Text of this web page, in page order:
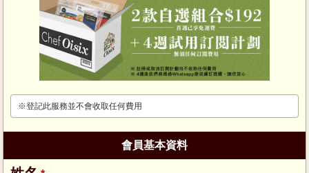
※登記此服務並不會收取任何費用
會員基本資料